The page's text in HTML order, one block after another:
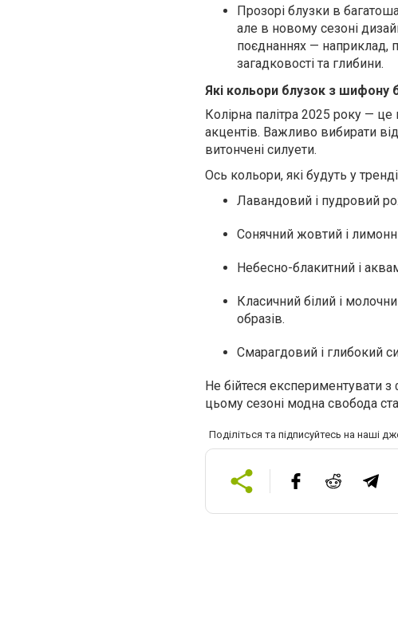
Прозорі блузки в
але в новому сезоні
поєднаннях — наприклад,
загадковості та глибини.
Які кольори блузок з шифону
Колірна палітра 2025 року — це
акцентів. Важливо вибирати
витончені силуети.
Ось кольори, які будуть у
Лавандовий і пудровий
Сонячний жовтий і
Небесно-блакитний і
Класичний білий і
образів.
Смарагдовий і глибокий
Не бійтеся експериментувати
цьому сезоні модна свобода
Поділіться та підписуйтесь на наші